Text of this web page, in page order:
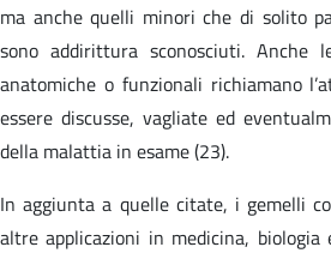
ma anche quelli minori che di solito
sono addirittura sconosciuti. Anche
anatomiche o funzionali richiamano
essere discusse, vagliate ed
della malattia in esame (23).
In aggiunta a quelle citate, i gemelli
altre applicazioni in medicina, biologia